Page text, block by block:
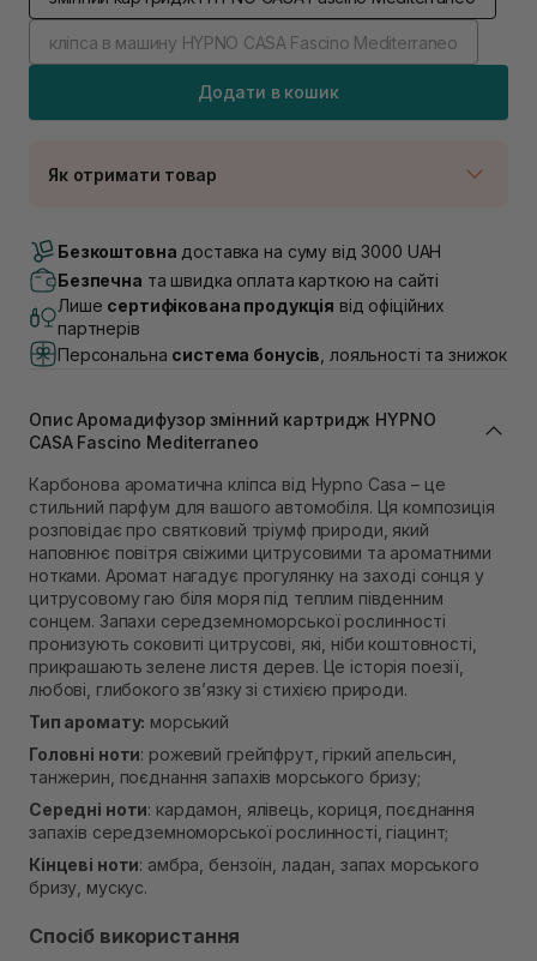
кліпса в машину HYPNO CASA Fascino Mediterraneo
Додати в кошик
Як отримати товар
В наявності
Самовивіз м. Луцьк, вул. Винниченка 4
В наявності
Самовивіз м. Львів, вул. Академіка Підстригача, 1В
(Duck’s Lake)
Немає в наявності!
В наявності
Самовивіз м. Львів, вул. Степана Бандери 45
Самовивіз м. Рівне, вул. 16-го Липня, 15
В наявності
Самовивіз м. Рівне, вул. Кулика і Гудачека 23 (ТЦ
Екватор)
В наявності
Безкоштовна доставка на суму від 3000 UAH
Безпечна та швидка оплата карткою на сайті
Лише сертифікована продукція від офіційних
партнерів
Персональна система бонусів , лояльності та знижок
Опис Аромадифузор змінний картридж HYPNO
CASA Fascino Mediterraneo
Карбонова ароматична кліпса від Hypno Casa – це
стильний парфум для вашого автомобіля. Ця композиція
розповідає про святковий тріумф природи, який
наповнює повітря свіжими цитрусовими та ароматними
нотками. Аромат нагадує прогулянку на заході сонця у
цитрусовому гаю біля моря під теплим південним
сонцем. Запахи середземноморської рослинності
пронизують соковиті цитрусові, які, ніби коштовності,
прикрашають зелене листя дерев. Це історія поезії,
любові, глибокого зв’язку зі стихією природи.
Тип аромату: морський
Головні ноти: рожевий грейпфрут, гіркий апельсин,
танжерин, поєднання запахів морського бризу;
Середні ноти: кардамон, ялівець, кориця, поєднання
запахів середземноморської рослинності, гіацинт;
Кінцеві ноти: амбра, бензоїн, ладан, запах морського
бризу, мускус.
Спосіб використання